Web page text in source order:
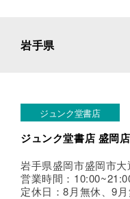
岩手県
ジュンク堂書店
ジュンク堂書店 盛岡店
岩手県盛岡市盛岡市
営業時間：
定休日：8月無休、9